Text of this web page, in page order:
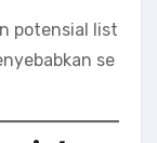
potensial list
se